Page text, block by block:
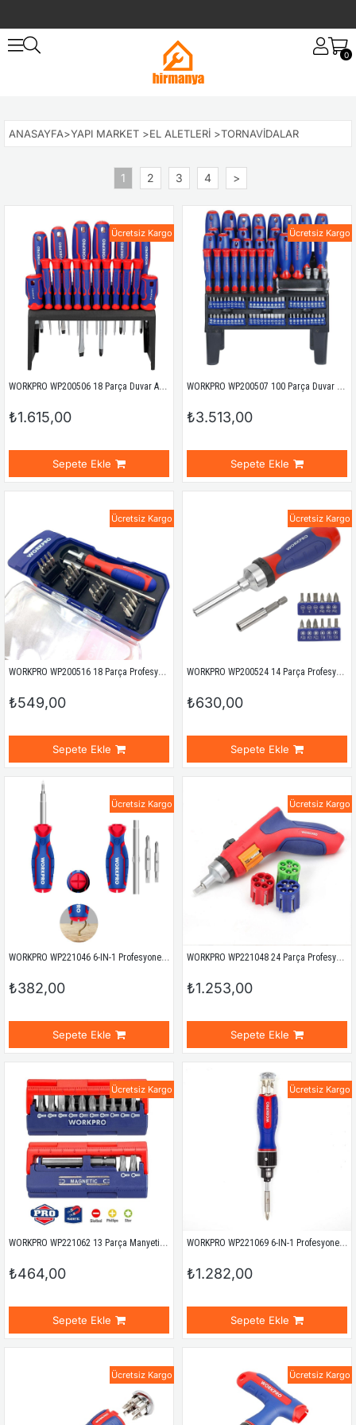
0
ANASAYFA>YAPI MARKET >EL ALETLERI >TORNAVIDALAR
1 2 3 4 >
WORKPRO WP200506 18 Parça Duvar Askı Aparatlı Profesyonel CR-V Manyetik Tornavida Seti
₺1.615,00
Sepete Ekle
Ücretsiz Kargo
WORKPRO WP200507 100 Parça Duvar Askı Aparatlı Profesyonel CR-V Manyetik Tornavida ve Bits Uç Seti
₺3.513,00
Sepete Ekle
Ücretsiz Kargo
WORKPRO WP200516 18 Parça Profesyonel CR-V Cırcırlı Hassas/Elektronikçi Bits Tornavida Seti
₺549,00
Sepete Ekle
Ücretsiz Kargo
WORKPRO WP200524 14 Parça Profesyonel CR-V Cırcırlı Bits Tornavida Seti
₺630,00
Sepete Ekle
Ücretsiz Kargo
WORKPRO WP221046 6-IN-1 Profesyonel Çok Fonksiyonlu Değişken Uçlu Tornavida Seti
₺382,00
Sepete Ekle
Ücretsiz Kargo
WORKPRO WP221048 24 Parça Profesyonel CR-V Kabzalı Cırcırlı Bits Tornavida Seti + Kemer Askılı Bez Taşıma Çantası
₺1.253,00
Sepete Ekle
Ücretsiz Kargo
WORKPRO WP221062 13 Parça Manyetik CR-V Vidalama Bits Uç Seti
₺464,00
Sepete Ekle
Ücretsiz Kargo
WORKPRO WP221069 6-IN-1 Profesyonel CR-V Cırcırlı Manyetik Tornavida Seti
₺1.282,00
Sepete Ekle
Ücretsiz Kargo
Ücretsiz Kargo Ücretsiz Kargo